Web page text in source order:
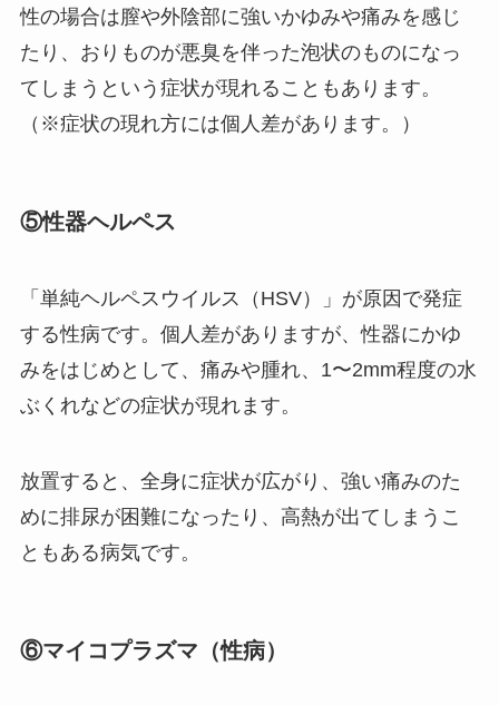
性の場合は膣や外陰部に強いかゆみや痛みを感じ
たり、おりものが悪臭を伴った泡状のものになっ
てしまうという症状が現れることもあります。
（※症状の現れ方には個人差があります。）
⑤性器ヘルペス
「単純ヘルペスウイルス（HSV）」が原因で発症
する性病です。個人差がありますが、性器にかゆ
みをはじめとして、痛みや腫れ、1〜2mm程度の水
ぶくれなどの症状が現れます。
放置すると、全身に症状が広がり、強い痛みのた
めに排尿が困難になったり、高熱が出てしまうこ
ともある病気です。
⑥マイコプラズマ（性病）